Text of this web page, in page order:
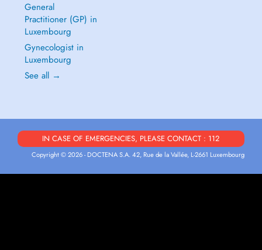
General
Practitioner (GP) in
Luxembourg
Gynecologist in
Luxembourg
See all →
IN CASE OF EMERGENCIES, PLEASE CONTACT : 112
Copyright © 2026 - DOCTENA S.A. 42, Rue de la Vallée, L-2661 Luxembourg